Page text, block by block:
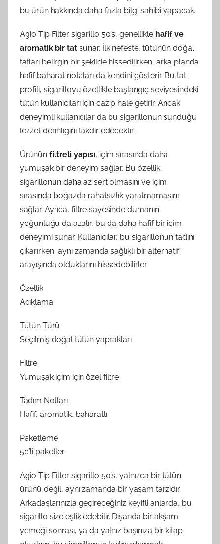
bu ürün hakkında daha fazla bilgi sahibi yapacak.
Agio Tip Filter sigarillo 50’s, genellikle hafif ve
aromatik bir tat sunar. İlk nefeste, tütünün doğal
tatları belirgin bir şekilde hissedilirken, arka planda
hafif baharat notaları da kendini gösterir. Bu tat
profili, sigarilloyu özellikle başlangıç seviyesindeki
tütün kullanıcıları için cazip hale getirir. Ancak
deneyimli kullanıcılar da bu sigarillonun sunduğu
lezzet derinliğini takdir edecektir.
Ürünün filtreli yapısı, içim sırasında daha
yumuşak bir deneyim sağlar. Bu özellik,
sigarillonun daha az sert olmasını ve içim
sırasında boğazda rahatsızlık yaratmamasını
sağlar. Ayrıca, filtre sayesinde dumanın
yoğunluğu da azalır, bu da daha hafif bir içim
deneyimi sunar. Kullanıcılar, bu sigarillonun tadını
çıkarırken, aynı zamanda sağlıklı bir alternatif
arayışında olduklarını hissedebilirler.
Özellik
Açıklama
Tütün Türü
Seçilmiş doğal tütün yaprakları
Filtre
Yumuşak içim için özel filtre
Tadım Notları
Hafif, aromatik, baharatlı
Paketleme
50’li paketler
Agio Tip Filter sigarillo 50’s, yalnızca bir tütün
ürünü değil, aynı zamanda bir yaşam tarzıdır.
Arkadaşlarınızla geçireceğiniz keyifli anlarda, bu
sigarillo size eşlik edebilir. Dışarıda bir akşam
yemeği sonrası, ya da yalnız başınıza bir kitap